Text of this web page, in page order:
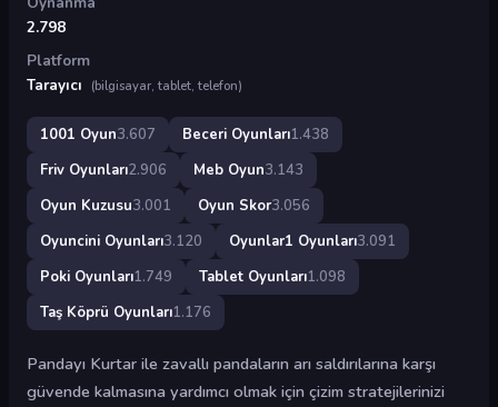
2.798
Platform
Tarayıcı
(bilgisayar, tablet, telefon)
1001 Oyun3.607 Beceri Oyunları1.438
Friv Oyunları2.906 Meb Oyun3.143
Oyun Kuzusu3.001 Oyun Skor3.056
Oyuncini Oyunları3.120 Oyunlar1 Oyunları3.091
Poki Oyunları1.749 Tablet Oyunları1.098
Taş Köprü Oyunları1.176
Pandayı Kurtar ile zavallı pandaların arı saldırılarına karşı
güvende kalmasına yardımcı olmak için çizim stratejilerinizi